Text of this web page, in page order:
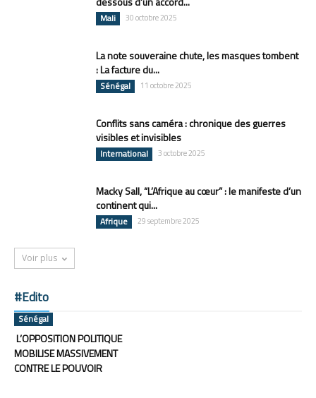
Mali 30 octobre 2025
La note souveraine chute, les masques tombent
: La facture du...
Sénégal 11 octobre 2025
Conflits sans caméra : chronique des guerres
visibles et invisibles
International 3 octobre 2025
Macky Sall, “L’Afrique au cœur” : le manifeste d’un
continent qui...
Afrique 29 septembre 2025
Voir plus
#Edito
Sénégal
L’OPPOSITION POLITIQUE
MOBILISE MASSIVEMENT
CONTRE LE POUVOIR